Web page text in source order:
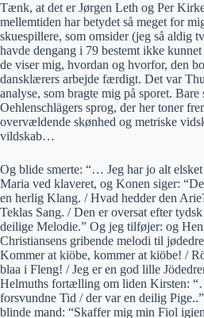
Tænk, at det er Jørgen Leth og Per
mellemtiden har betydet så meget for
skuespillere, som omsider (jeg så aldig
havde dengang i 79 bestemt ikke
de viser mig, hvordan og hvorfor, den
dansklærers arbejde færdigt. Det var
analyse, som bragte mig på sporet.
Oehlenschlägers sprog, der her toner
overvældende skønhed og metriske
vildskab…
Og blide smerte: “… Jeg har jo alt
Maria ved klaveret, og Konen siger:
en herlig Klang. / Hvad hedder den
Teklas Sang. / Den er oversat efter
deilige Melodie.” Og jeg tilføjer: og
Christiansens gribende melodi til
Kommer at kiöbe, kommer at kiöbe! /
blaa i Fleng! / Jeg er en god lille
Helmuths fortælling om liden Kirsten:
forsvundne Tid / der var en deilig
blinde mand: “Skaffer mig min Fiol